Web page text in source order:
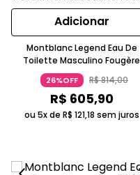
Adicionar
Montblanc Legend Eau De
Toilette Masculino Fougère
Amadeirada 100ml Preto
Montblanc
26%OFF R$814,00
R$ 605,90
ou 5x de R$ 121,18 sem juros